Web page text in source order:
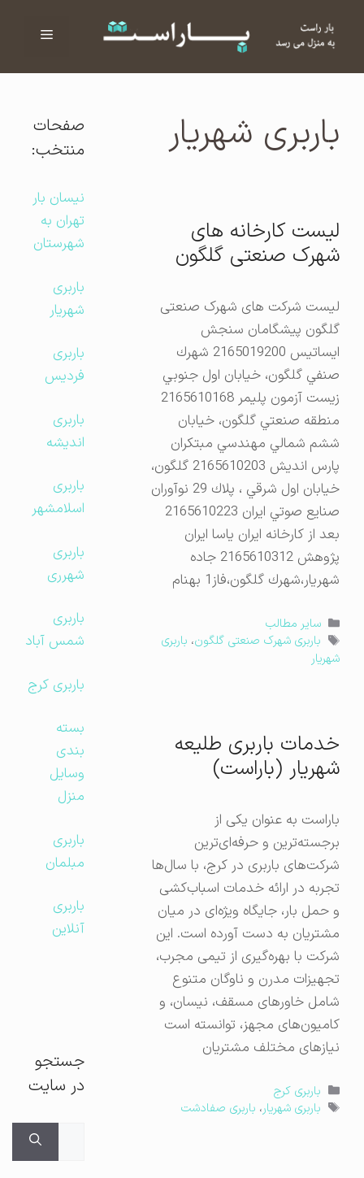
فهرست
باربری شهریار
لیست کارخانه های
شهرک صنعتی گلگون
لیست شرکت های شهرک صنعتی
گلگون پيشگامان سنجش
ايساتيس 2165019200 شهرك
صنفي گلگون، خيابان اول جنوبي
زيست آزمون پليمر 2165610168
منطقه صنعتي گلگون، خيابان
ششم شمالي مهندسي مبتكران
پارس انديش 2165610203 گلگون،
خيابان اول شرقي ، پلاك 29 نوآوران
صنايع صوتي ايران 2165610223
بعد از كارخانه ايران ياسا ايران
پژوهش 2165610312 جاده
شهريار،شهرك گلگون،فاز1 بهنام
دسته‌ها
سایر مطالب
برچسب‌ها
باربری شهرک صنعتی گلگون،باربری
شهریار
خدمات باربری طلیعه
شهریار (باراست)
باراست به عنوان یکی از
برجسته‌ترین و حرفه‌ای‌ترین
شرکت‌های باربری در کرج، با سال‌ها
تجربه در ارائه خدمات اسباب‌کشی
و حمل بار، جایگاه ویژه‌ای در میان
مشتریان به دست آورده است. این
شرکت با بهره‌گیری از تیمی مجرب،
تجهیزات مدرن و ناوگان متنوع
شامل خاورهای مسقف، نیسان، و
کامیون‌های مجهز، توانسته است
نیازهای مختلف مشتریان
دسته‌ها
باربری کرج
برچسب‌ها
باربری شهریار،باربری صفادشت
صفحات
منتخب:
نیسان بار
تهران به
شهرستان
باربری
شهریار
باربری
فردیس
باربری
اندیشه
باربری
اسلامشهر
باربری
شهرری
باربری
شمس آباد
باربری کرج
بسته
بندی
وسایل
منزل
باربری
مبلمان
باربری
آنلاین
جستجو
در سایت